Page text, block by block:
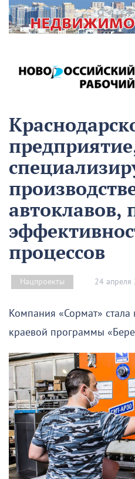
автоклавов,
процессов
Нацпроекты 24 апреля
Компания «Сормат»
краевой программы